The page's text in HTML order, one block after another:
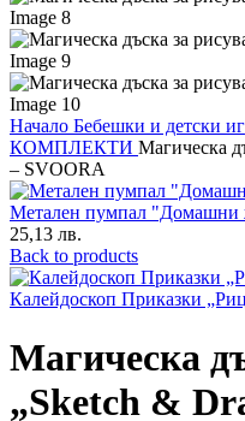
Начало Бебешки и детски
КОМПЛЕКТИ Магическа
– SVOORA
Метален пумпал "Домашни
25,13 лв.
Back to products
Калейдоскоп Приказки
Магическа
„Sketch &